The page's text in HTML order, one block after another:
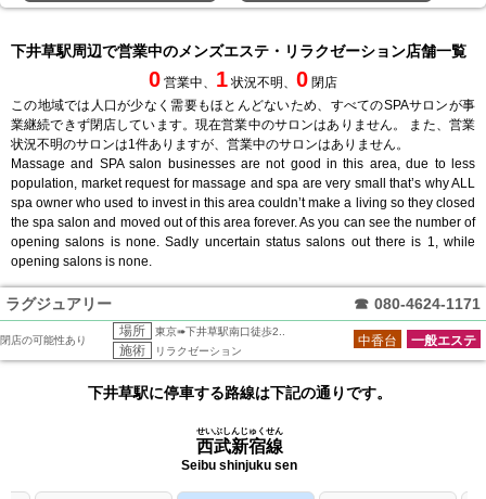
下井草駅周辺で営業中のメンズエステ・リラクゼーション店舗一覧
0 営業中、 1 状況不明、 0 閉店
この地域では人口が少なく需要もほとんどないため、すべてのSPAサロンが事
業継続できず閉店しています。現在営業中のサロンはありません。 また、営業
状況不明のサロンは1件ありますが、営業中のサロンはありません。
Massage and SPA salon businesses are not good in this area, due to less
population, market request for massage and spa are very small that’s why ALL
spa owner who used to invest in this area couldn’t make a living so they closed
the spa salon and moved out of this area forever. As you can see the number of
opening salons is none. Sadly uncertain status salons out there is 1, while
opening salons is none.
ラグジュアリー ☎ 080-4624-1171
閉店の可能性あり
場所 東京➠下井草駅南口徒歩2..
施術 リラクゼーション
一般エステ
中香台
下井草駅に停車する路線は下記の通りです。
西武新宿線
せいぶしんじゅくせん
Seibu shinjuku sen